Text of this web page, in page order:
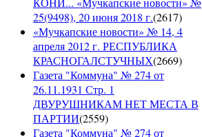
25(9498), 20 июня 2018 г.(2617)
«Мучкапские новости» № 14, 4
апреля 2012 г. РЕСПУБЛИКА
КРАСНОГАЛСТУЧНЫХ(2669)
Газета "Коммуна" № 274 от
26.11.1931 Стр. 1
ДВУРУШНИКАМ НЕТ МЕСТА В
ПАРТИИ(2559)
Газета "Коммуна" № 274 от